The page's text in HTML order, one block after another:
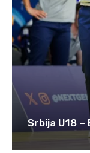
Srbija U18 –